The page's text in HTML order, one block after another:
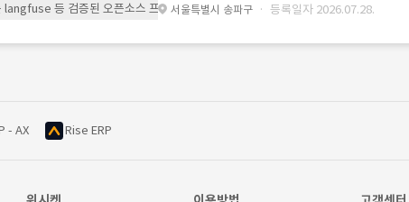
등 검증된 오픈소스 프레임워크를 기반으로 시스템을 구축
서울특별시 송파구 · 등록일자 2026.07.28.
- AX Rise ERP